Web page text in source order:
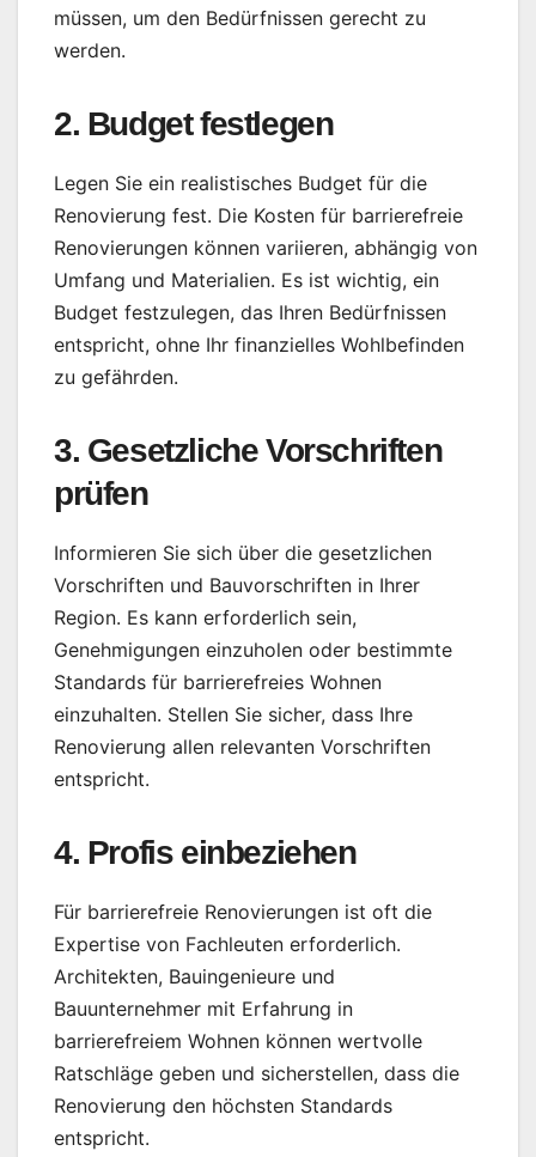
müssen, um den Bedürfnissen gerecht zu
werden.
2. Budget festlegen
Legen Sie ein realistisches Budget für die
Renovierung fest. Die Kosten für barrierefreie
Renovierungen können variieren, abhängig von
Umfang und Materialien. Es ist wichtig, ein
Budget festzulegen, das Ihren Bedürfnissen
entspricht, ohne Ihr finanzielles Wohlbefinden
zu gefährden.
3. Gesetzliche Vorschriften
prüfen
Informieren Sie sich über die gesetzlichen
Vorschriften und Bauvorschriften in Ihrer
Region. Es kann erforderlich sein,
Genehmigungen einzuholen oder bestimmte
Standards für barrierefreies Wohnen
einzuhalten. Stellen Sie sicher, dass Ihre
Renovierung allen relevanten Vorschriften
entspricht.
4. Profis einbeziehen
Für barrierefreie Renovierungen ist oft die
Expertise von Fachleuten erforderlich.
Architekten, Bauingenieure und
Bauunternehmer mit Erfahrung in
barrierefreiem Wohnen können wertvolle
Ratschläge geben und sicherstellen, dass die
Renovierung den höchsten Standards
entspricht.